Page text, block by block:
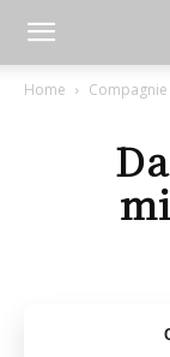
Home Compagnie